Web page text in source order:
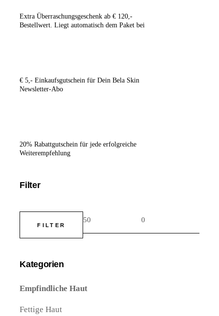
Extra Über­ra­schungs­ge­schenk ab € 120,-
Bestell­wert. Liegt auto­ma­tisch dem Paket bei
€ 5,- Ein­kaufs­gut­scheinfür Dein Bela Skin
Newsletter-Abo
20% Rabatt­gut­schein für jede erfolg­rei­che
Weiterempfehlung
Filter
FILTER
Kategorien
Empfindliche Haut
Fettige Haut